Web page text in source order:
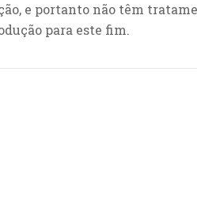
e portanto não têm
para este fim.